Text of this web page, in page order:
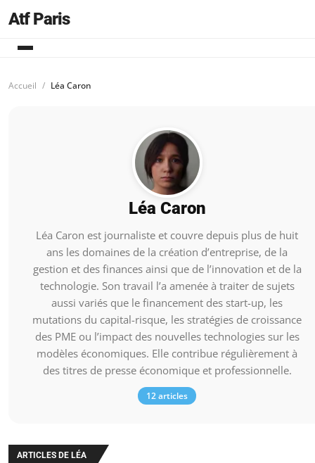
Atf Paris
Accueil Léa Caron
Léa Caron
Léa Caron est journaliste et couvre depuis plus de huit
ans les domaines de la création d’entreprise, de la
gestion et des finances ainsi que de l’innovation et de la
technologie. Son travail l’a amenée à traiter de sujets
aussi variés que le financement des start-up, les
mutations du capital-risque, les stratégies de croissance
des PME ou l’impact des nouvelles technologies sur les
modèles économiques. Elle contribue régulièrement à
des titres de presse économique et professionnelle.
12 articles
ARTICLES DE LÉA